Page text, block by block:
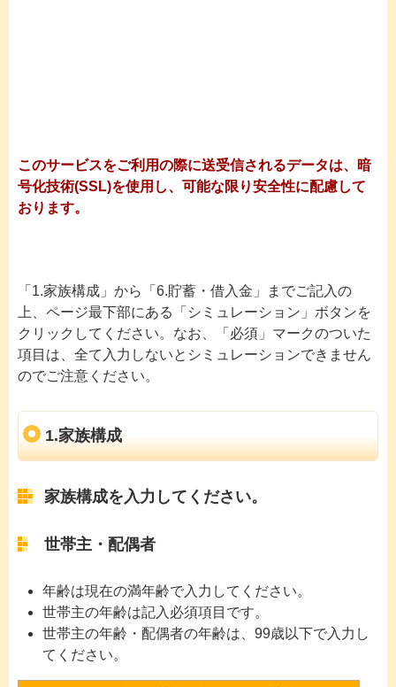
このサービスをご利用の際に送受信されるデータは、暗
号化技術(SSL)を使用し、可能な限り安全性に配慮して
おります。
「1.家族構成」から「6.貯蓄・借入金」までご記入の
上、ページ最下部にある「シミュレーション」ボタンを
クリックしてください。なお、「必須」マークのついた
項目は、全て入力しないとシミュレーションできません
のでご注意ください。
1.家族構成
家族構成を入力してください。
世帯主・配偶者
年齢は現在の満年齢で入力してください。
世帯主の年齢は記入必須項目です。
世帯主の年齢・配偶者の年齢は、99歳以下で入力し
てください。